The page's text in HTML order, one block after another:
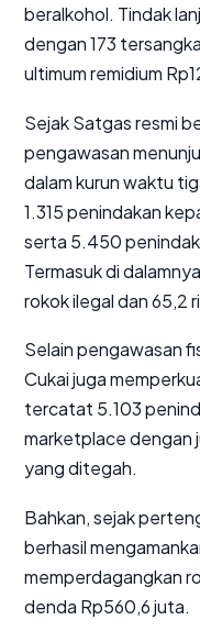
beralkohol. Tindak
dengan 173
ultimum remidium
Sejak Satgas resmi
pengawasan
dalam kurun waktu
1.315 penindakan
serta 5.450
Termasuk di
rokok ilegal dan 65,2
Selain pengawasan
Cukai juga
tercatat 5.103
marketplace dengan
yang ditegah.
Bahkan, sejak
berhasil
memperdagangkan
denda Rp560,6 juta.